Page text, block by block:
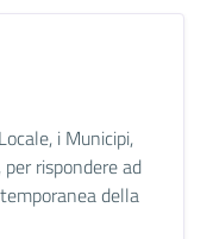
i Municipi,
rispondere ad
della